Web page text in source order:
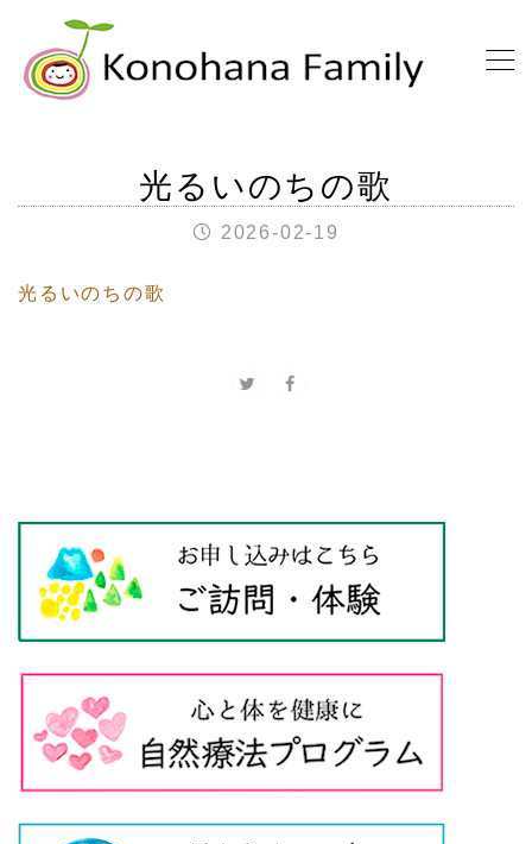
光るいのちの歌
2026-02-19
光るいのちの歌